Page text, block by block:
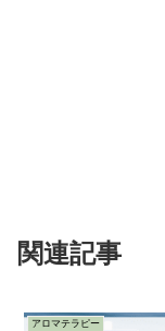
関連記事
アロマテラピー